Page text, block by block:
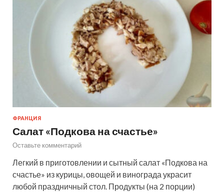
ФРАНЦИЯ
Салат «Подкова на счастье»
Оставьте комментарий
Легкий в приготовлении и сытный салат «Подкова на
счастье» из курицы, овощей и винограда украсит
любой праздничный стол. Продукты (на 2 порции)